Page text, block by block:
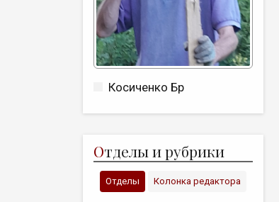
Косиченко Бр
Отделы и рубрики
Отделы Колонка редактора